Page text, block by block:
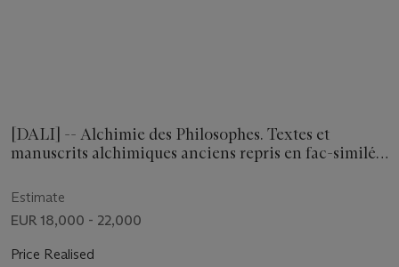
[DALI] -- Alchimie des Philosophes. Textes et
manuscrits alchimiques anciens repris en fac-similé.
Paris: Éditions Art et Valeur, 8 juillet 1976.
Estimate
EUR 18,000 - 22,000
Price Realised